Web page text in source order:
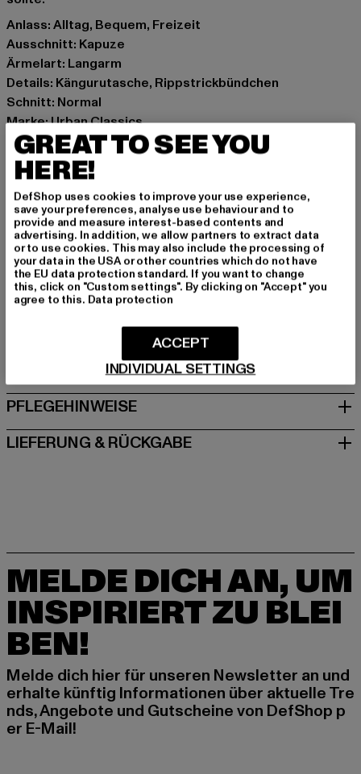
Anlass: Alltag, Bequem, Freizeit
Ausschnitt: Kapuze
Ärmelart: Langarm
Details: Kängurutasche, Rippstrickbündchen
Schnitt: Normal
Marke: Urban Classics
Kat.: Sweat & Fleece - Hoodies
Farbe: grau, schwarz
Hersteller Farbe: black/charcoal
Materialzusammensetzung: 65% Baumwolle, 35%
Polyester
Art.Nr: UCK3831-01307
Hersteller: TB International GmbH |info@tbint.de
Dr.-Robert-Murjahn-Straße 7 | 64372 Ober-Ramstadt |
GRÖSSE & PASSFORM
PFLEGEHINWEISE
LIEFERUNG & RÜCKGABE
MELDE DICH AN, UM
INSPIRIERT ZU BLEI
BEN!
Melde dich hier für unseren Newsletter an und
erhalte künftig Informationen über aktuelle Tre
nds, Angebote und Gutscheine von DefShop p
er E-Mail!
GREAT TO SEE YOU
HERE!
DefShop uses cookies to improve your use experience,
save your preferences, analyse use behaviour and to
provide and measure interest-based contents and
advertising. In addition, we allow partners to extract data
or to use cookies. This may also include the processing of
your data in the USA or other countries which do not have
the EU data protection standard. If you want to change
this, click on "Custom settings". By clicking on "Accept" you
agree to this. Data protection
INDIVIDUAL SETTINGS
ACCEPT